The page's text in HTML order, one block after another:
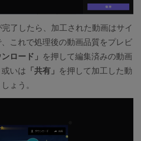
了したら、加工された動画はサイ
これで処理後の動画品質をプレビ
ンロード」 を押して編集済みの動画
いは 「共有」 を押して加工した動
ょう。